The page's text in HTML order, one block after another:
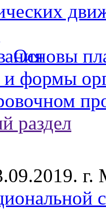
Основы
и формы
раздел
г.